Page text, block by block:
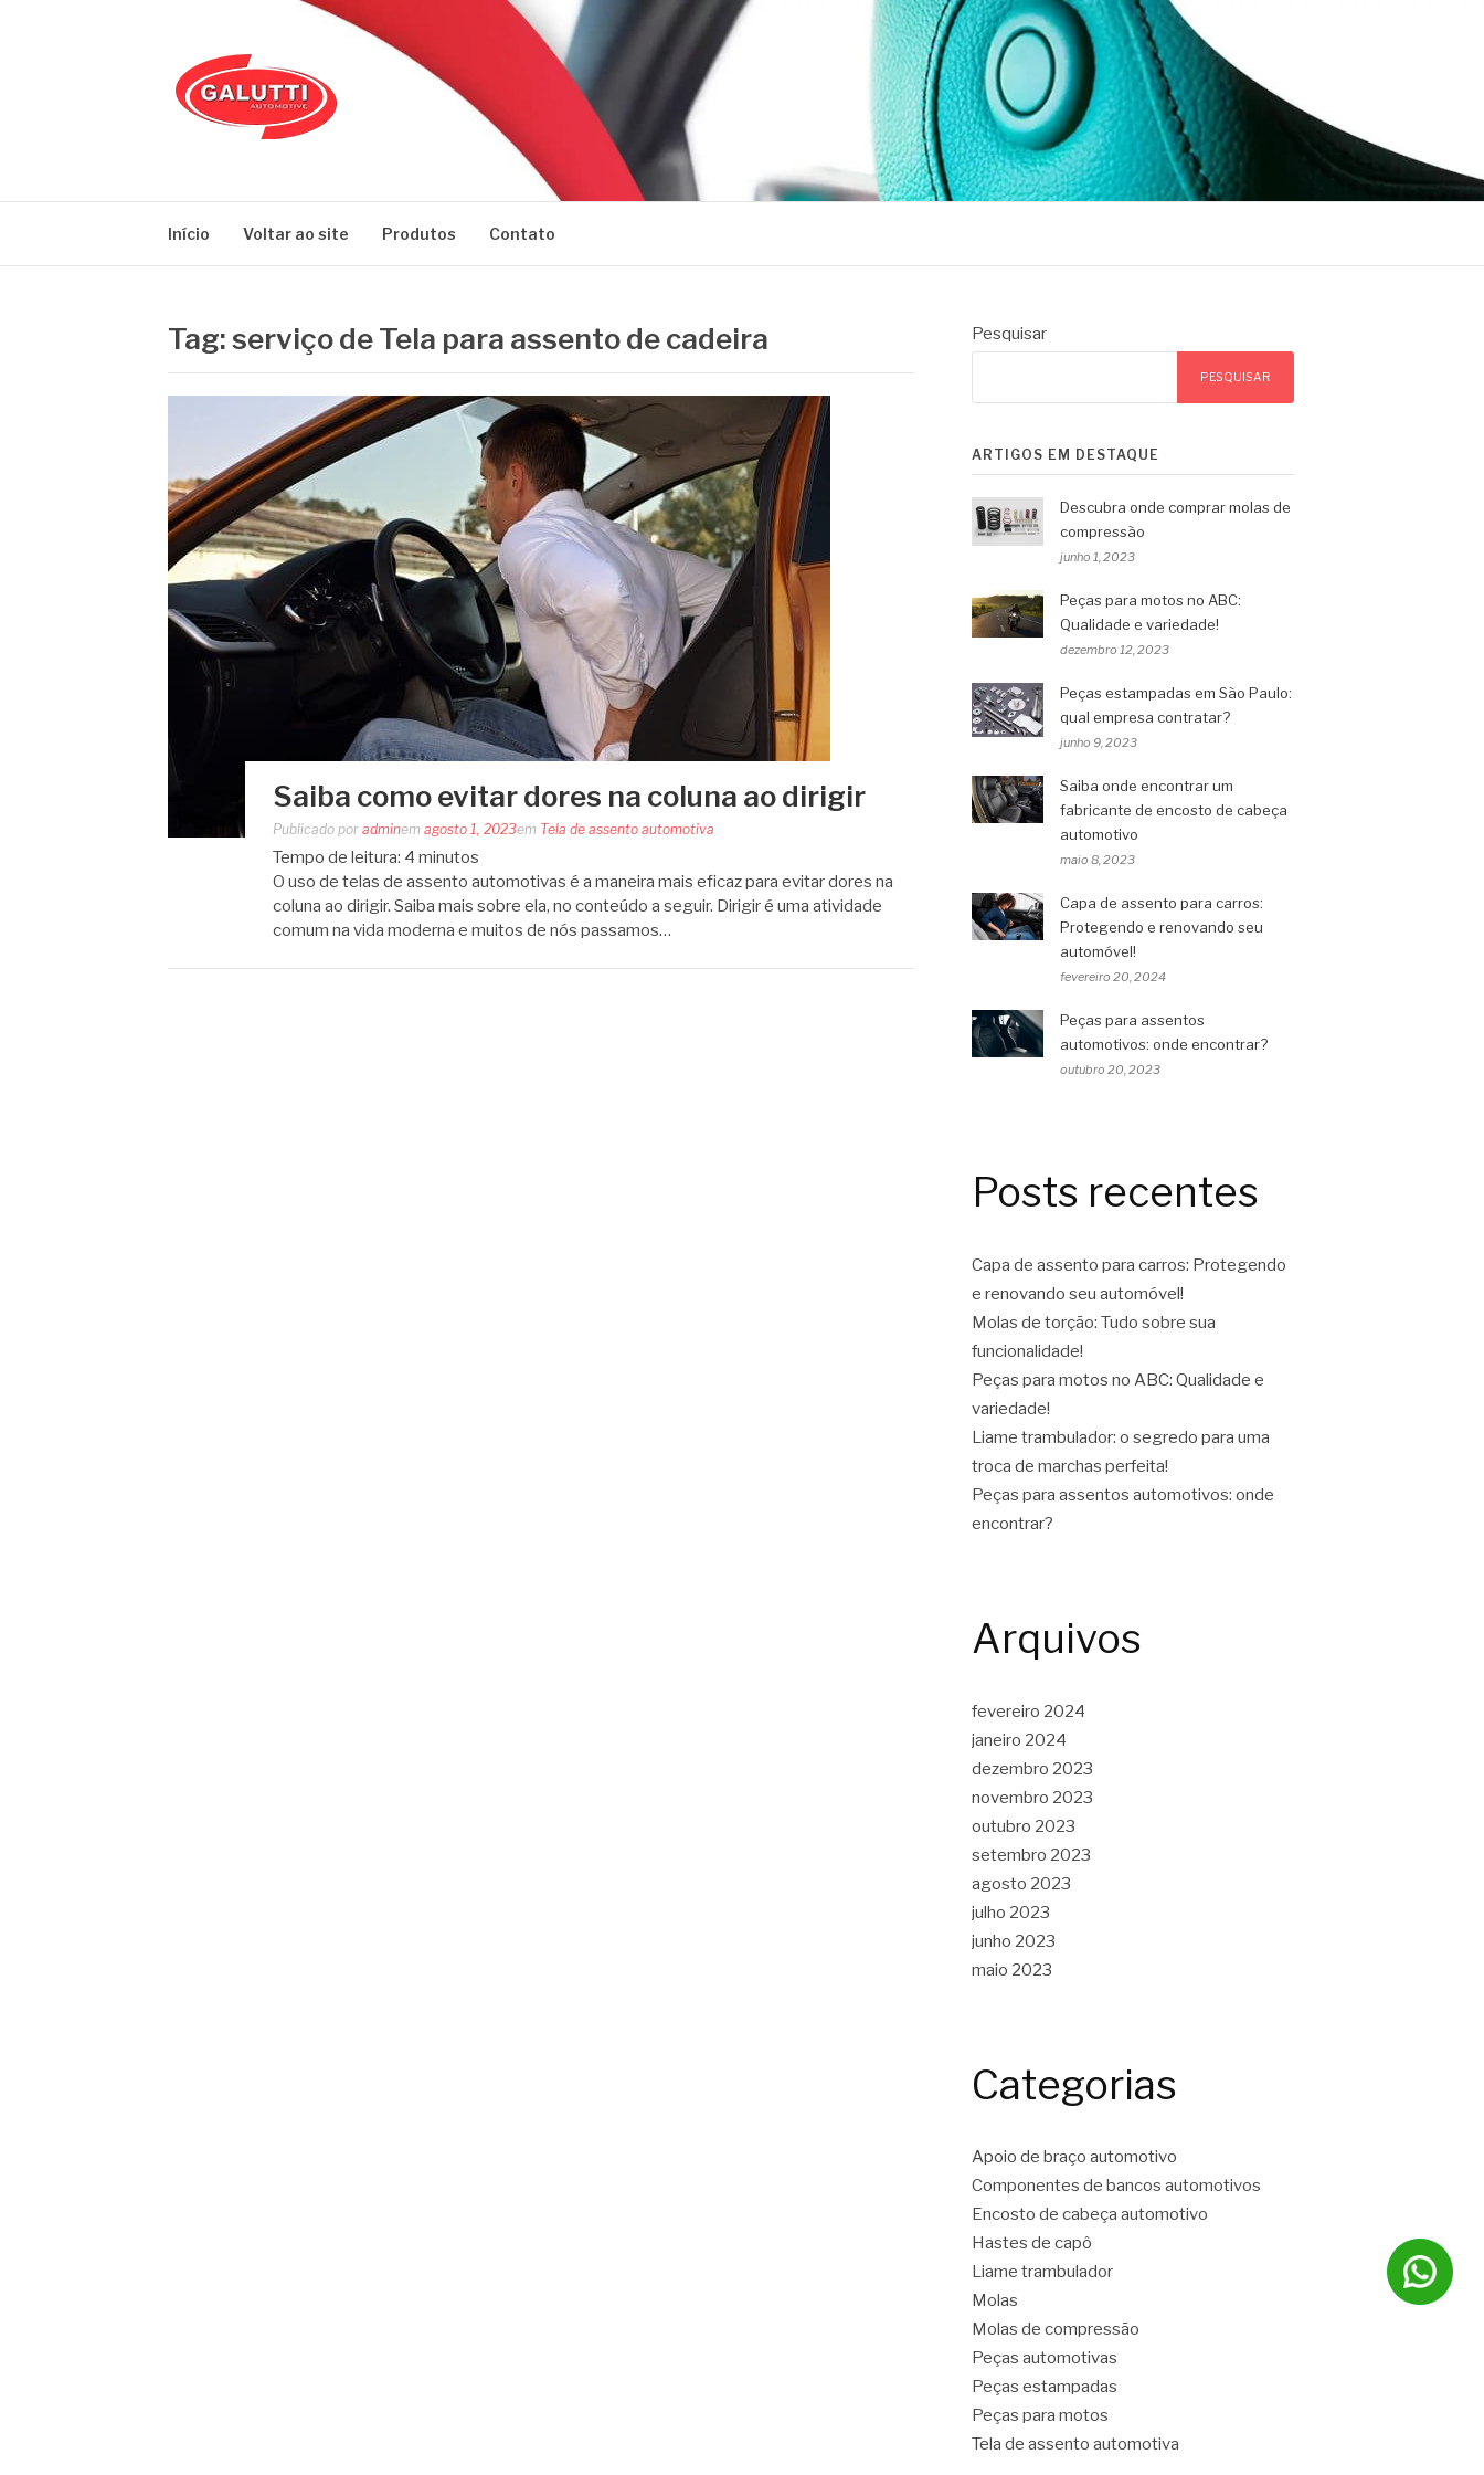
Início Voltar ao site Produtos Contato
Tag:serviço de Tela para assento de cadeira
Saiba como evitar dores na coluna ao dirigir
Publicado por adminem agosto 1, 2023em Tela de assento automotiva
Tempo de leitura: 4 minutos
O uso de telas de assento automotivas é a maneira mais eficaz para evitar dores na
coluna ao dirigir. Saiba mais sobre ela, no conteúdo a seguir. Dirigir é uma atividade
comum na vida moderna e muitos de nós passamos…
Pesquisar
PESQUISAR
ARTIGOS EM DESTAQUE
Descubra onde comprar molas de
compressão
junho 1, 2023
Peças para motos no ABC:
Qualidade e variedade!
dezembro 12, 2023
Peças estampadas em São Paulo:
qual empresa contratar?
junho 9, 2023
Saiba onde encontrar um
fabricante de encosto de cabeça
automotivo
maio 8, 2023
Capa de assento para carros:
Protegendo e renovando seu
automóvel!
fevereiro 20, 2024
Peças para assentos
automotivos: onde encontrar?
outubro 20, 2023
Posts recentes
Capa de assento para carros: Protegendo
e renovando seu automóvel!
Molas de torção: Tudo sobre sua
funcionalidade!
Peças para motos no ABC: Qualidade e
variedade!
Liame trambulador: o segredo para uma
troca de marchas perfeita!
Peças para assentos automotivos: onde
encontrar?
Arquivos
fevereiro 2024
janeiro 2024
dezembro 2023
novembro 2023
outubro 2023
setembro 2023
agosto 2023
julho 2023
junho 2023
maio 2023
Categorias
Apoio de braço automotivo
Componentes de bancos automotivos
Encosto de cabeça automotivo
Hastes de capô
Liame trambulador
Molas
Molas de compressão
Peças automotivas
Peças estampadas
Peças para motos
Tela de assento automotiva